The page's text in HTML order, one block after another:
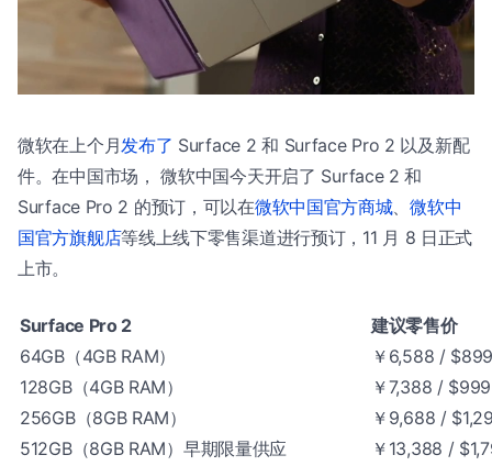
微软在上个月发布了 Surface 2 和 Surface Pro 2 以及新配
件。在中国市场， 微软中国今天开启了 Surface 2 和
Surface Pro 2 的预订，可以在微软中国官方商城、微软中
国官方旗舰店等线上线下零售渠道进行预订，11 月 8 日正式
上市。
Surface Pro 2
建议零售价
64GB（4GB RAM）
￥6,588 /
128GB（4GB RAM）
￥7,388 / $999
256GB（8GB RAM）
￥9,688 /
512GB（8GB RAM）早期限量供应
￥13,388 /